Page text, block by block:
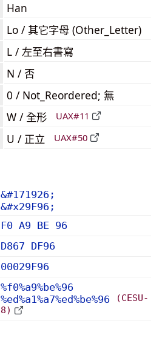
Han
Lo / 其它字母 (Other_Letter)
L / 左至右書寫
N / 否
0 / Not_Reordered; 無
W / 全形 UAX#11
U / 正立 UAX#50
&#171926;
&#x29F96;
F0 A9 BE 96
D867 DF96
00029F96
%f0%a9%be%96
%ed%a1%a7%ed%be%96
(CESU-
8)